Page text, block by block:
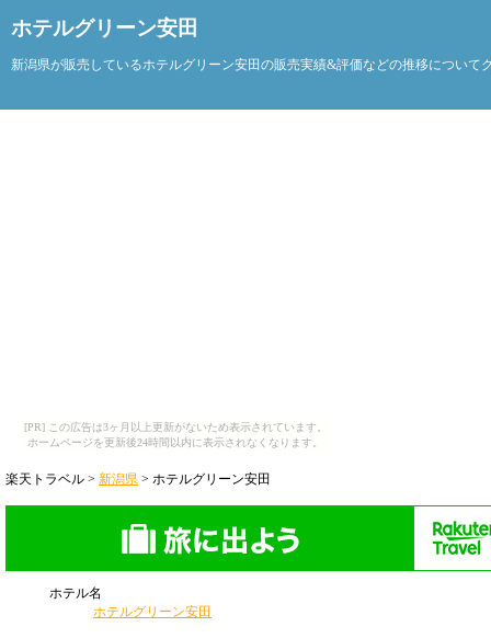
[PR] この広告は3ヶ月以上更新がないため表示されています。
ホームページを更新後24時間以内に表示されなくなります。
ホテルグリーン安田
新潟県が販売しているホテルグリーン安田の販売実績&評価などの推移について
楽天トラベル > 新潟県 > ホテルグリーン安田
ホテル名
ホテルグリーン安田